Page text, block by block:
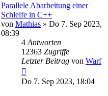
Parallele Abarbeitung einer
Schleife in C++
von Mathias » Do 7. Sep 2023,
08:39
4 Antworten
12363 Zugriffe
Letzter Beitrag von Warf
Do 7. Sep 2023, 18:04